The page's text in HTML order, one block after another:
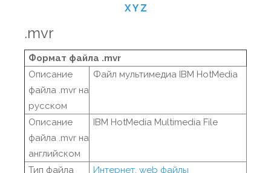
XY Z
.mvr
Формат файла .mvr
Описание
файла .mvr на
русском
Файл мультимедиа IBM HotMedia
Описание
файла .mvr на
английском
IBM HotMedia Multimedia File
Тип файла Интернет, web файлы